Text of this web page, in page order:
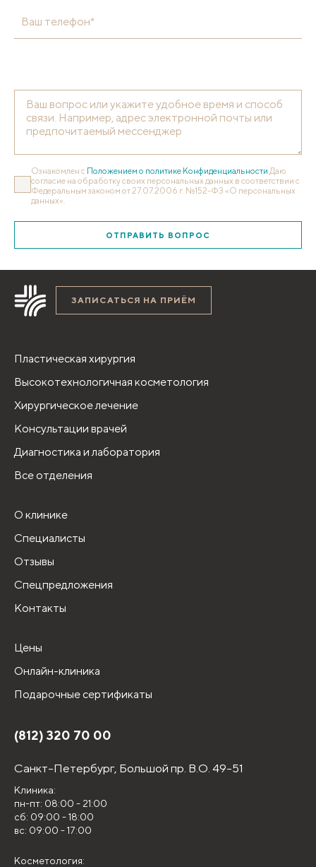
Ваш телефон*
Ознакомлен с Положением о политике Конфиденциальности Даю
согласие на обработку своих персональных данных в соответствии с
Федеральным законом от 27.07.2006 г. №152-ФЗ «О персональных
данных».
ОТПРАВИТЬ ВОПРОС
ЗАПИСАТЬСЯ НА ПРИЁМ
Пластическая хирургия
Высокотехнологичная косметология
Хирургическое лечение
Консультации врачей
Диагностика и лаборатория
Все отделения
О клинике
Специалисты
Отзывы
Спецпредложения
Контакты
Цены
Онлайн-клиника
Подарочные сертификаты
(812) 320 70 00
Санкт-Петербург, Большой пр. В.О. 49-51
Клиника:
пн-пт: 08:00 - 21:00
сб: 09:00 - 18:00
вс: 09:00 - 17:00
Косметология: